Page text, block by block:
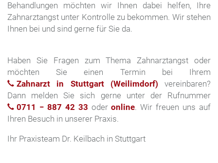
Behandlungen möchten wir Ihnen dabei helfen, Ihre
Zahnarztangst unter Kontrolle zu bekommen. Wir stehen
Ihnen bei und sind gerne für Sie da.
Haben Sie Fragen zum Thema Zahnarztangst oder
möchten Sie einen Termin bei Ihrem
Zahnarzt in Stuttgart (Weilimdorf) vereinbaren?
Dann melden Sie sich gerne unter der Rufnummer
0711 − 887 42 33 oderonline. Wir freuen uns auf
Ihren Besuch in unserer Praxis.
Ihr Praxisteam Dr. Keilbach in Stuttgart